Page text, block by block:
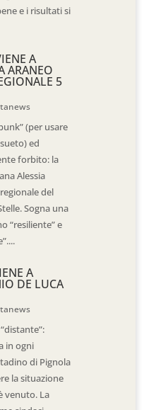
e i risultati si
A
ARANEO
5
(per usare
ed
forbito: la
Alessia
del
Sogna una
“resiliente” e
A
DE LUCA
in ogni
di Pignola
la situazione
venuto. La